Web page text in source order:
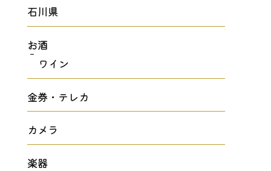
石川県
お酒
ワイン
金券・テレカ
カメラ
楽器